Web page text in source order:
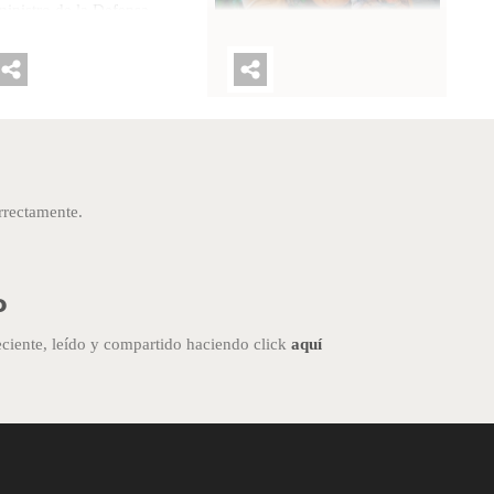
el "nuevo soldado
que utilizará el
la conferencia, el
Brigada de Operaciones de
Petén, no sólo va
Una pareja de República
Méndez en qué lugar del mundo
hizo girar un globo terráqueo y
leído y compartido haciendo click aquí